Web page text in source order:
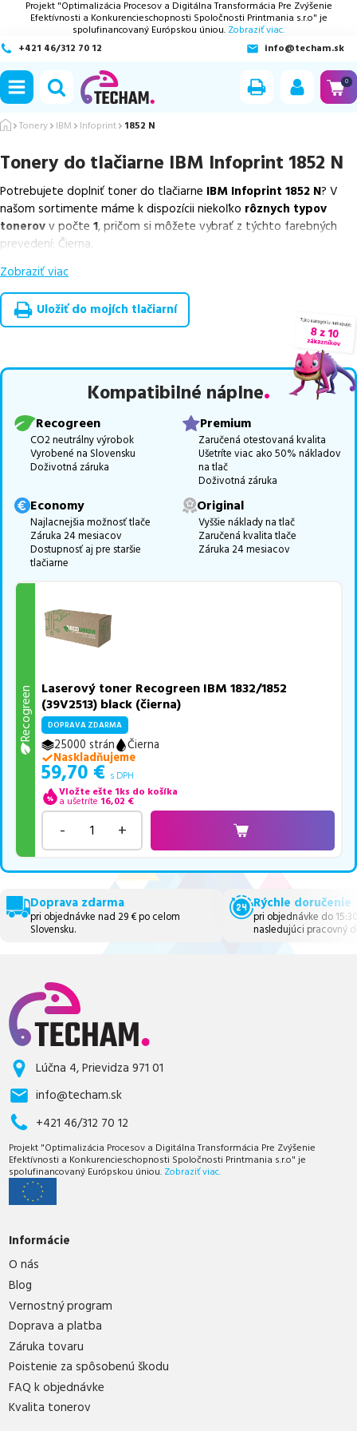
Projekt "Optimalizácia Procesov a Digitálna Transformácia Pre Zvýšenie
Efektívnosti a Konkurencieschopnosti Spoločnosti Printmania s.r.o" je
spolufinancovaný Európskou úniou. Zobraziť viac.
+421 46/312 70 12
info@techam.sk
0
Tonery IBM Infoprint 1852 N
Tonery do tlačiarne IBM Infoprint 1852 N
Potrebujete doplniť toner do tlačiarne IBM Infoprint 1852 N? V
našom sortimente máme k dispozícii niekoľko rôznych typov
tonerovv počte 1, pričom si môžete vybrať z týchto farebných
prevedení: Čierna.
Z uvedeného množstva dostupných náplní
výhodnejšie alternatívy, ktoré plne zachovávajú kvalitu tlače
Súčasťou tejto ponuky súoverené náhrady v rôznych triedach
medzi ktoré patríekologicky renovovaná rada RECOGREENv
Celá táto certifikovaná ponuka, spĺňajúca normy ISO 9001 a 14001,
zaručuje bezproblémovú tlač.Najlacnejší produktu nás nájdete
Vieme, že pri nákupe zohráva dôležitú úlohu aj dostupnosť. Preto
sa snažímepravidelne naskladňovať produkty, aby boli ihneď k
dispozícii na odoslanie.
Aktuálne máme k tejto tlačiarni
Ak si pri výbere nie ste istí, ktoré riešenie je pre vaše potreby
najvhodnejšie, alebo máte akékoľvek ďalšie otázky, môžete sa na
nás kedykoľvek obrátiť e-mailom alebo telefonicky. Sme tu, aby
Zobraziť viac
Uložiť do mojích tlačiarní
Kompatibilné náplne
Recogreen
CO2 neutrálny výrobok
Vyrobené na Slovensku
Doživotná záruka
Premium
Zaručená otestovaná kvalita
Ušetríte viac ako 50% nákladov
na tlač
Doživotná záruka
Economy
Najlacnejšia možnosť tlače
Záruka 24 mesiacov
Dostupnosť aj pre staršie
tlačiarne
Original
Vyššie náklady na tlač
Zaručená kvalita tlače
Záruka 24 mesiacov
Recogreen Laserový toner Recogreen IBM 1832/1852
(39V2513) black (čierna)
DOPRAVA ZDARMA
25000 strán
Čierna
Naskladňujeme
59,70 € s DPH
Vložte ešte 1ks do košíka
a ušetríte 16,02 €
- +
Doprava zdarma
pri objednávke nad 29 € po celom
Slovensku.
Rýchle doručenie
pri objednávke do
nasledujúci pracovný
Lúčna 4, Prievidza 971 01
info@techam.sk
+421 46/312 70 12
Projekt "Optimalizácia Procesov a Digitálna Transformácia Pre Zvýšenie
Efektívnosti a Konkurencieschopnosti Spoločnosti Printmania s.r.o" je
spolufinancovaný Európskou úniou. Zobraziť viac.
Informácie
O nás
Blog
Vernostný program
Doprava a platba
Záruka tovaru
Poistenie za spôsobenú škodu
FAQ k objednávke
Kvalita tonerov